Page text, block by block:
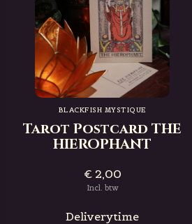
BLACKFISH MYSTIQUE
Tarot Postcard THE
HIEROPHANT
€ 2,00
Incl. btw
Deliverytime